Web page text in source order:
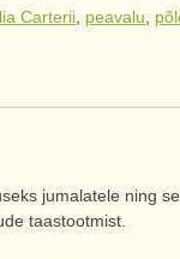
Carterii peavalu
jumalatele ning
taastootmist.